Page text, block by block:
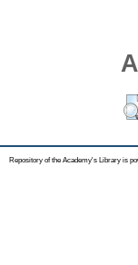
Repository of the Academy's Library is